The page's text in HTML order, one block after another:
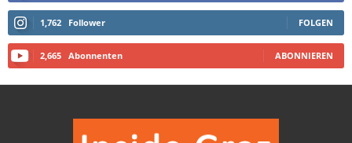
1,762 Follower FOLGEN
2,665 Abonnenten ABONNIEREN